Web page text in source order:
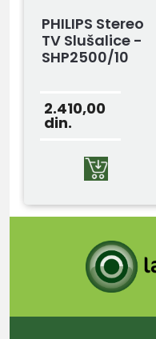
PHILIPS Stereo
TV Slušalice -
SHP2500/10
2.410,00
din.